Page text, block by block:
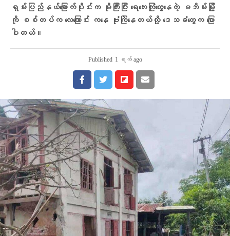
ရှမ်းပြည်နယ်မြောက်ပိုင်းက မိုးကြီးပြီး ရေဘေးကြုံတွေ့နေတဲ့ မဘိမ်းမြို့
ကို စစ်တပ်က လေကြောင်း ကနေ ဗုံးကြဲနေတယ်လို့ ဒေသခံတွေက ပြော
ပါတယ်။
Published 1 ရက် ago